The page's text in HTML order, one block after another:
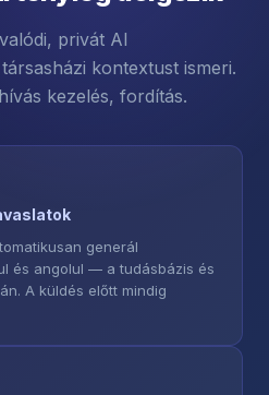
privát AI
kontextust ismeri.
kezelés, fordítás.
generál
és angolul — a tudásbázis és
A küldés előtt mindig